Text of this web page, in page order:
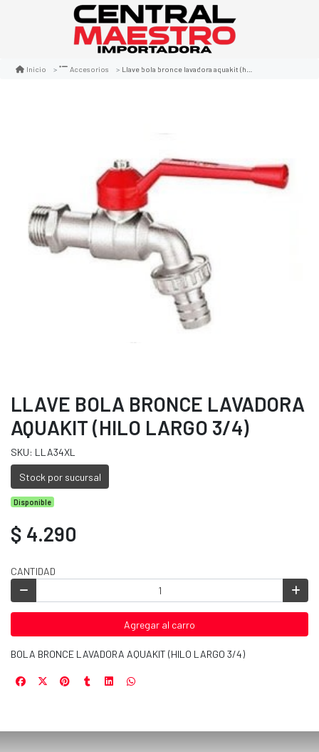
Inicio Accesorios Llave bola bronce lavadora aquakit (hilo largo 3/4)
LLAVE BOLA BRONCE LAVADORA
AQUAKIT (HILO LARGO 3/4)
SKU: LLA34XL
Stock por sucursal
Disponible
$ 4.290
CANTIDAD
Agregar al carro
BOLA BRONCE LAVADORA AQUAKIT (HILO LARGO 3/4)